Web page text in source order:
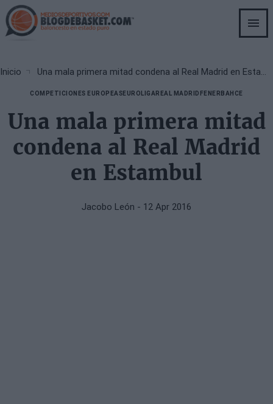
Skip
to
main
Breadcrumb
Inicio Una mala primera mitad condena al Real Madrid en Estambul
COMPETICIONES EUROPEASEUROLIGAREAL MADRID FENERBAHCE
Una mala primera mitad
condena al Real Madrid
en Estambul
Jacobo León - 12 Apr 2016